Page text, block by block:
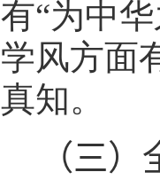
有“为中
学风方面
真知。
（三